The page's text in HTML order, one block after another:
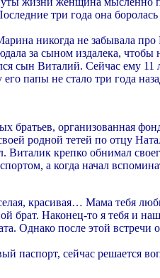
три года она
никогда не забывала
за сыном издалека, чтобы
сын Виталий. Сейчас ему
папы не стало три года
братьев, организованная
родной тетей по отцу
Виталик крепко обнимал
а когда начал
красивая… Мама тебя
брат. Наконец-то я тебя и
Однако после этой встречи
паспорт, сейчас решается